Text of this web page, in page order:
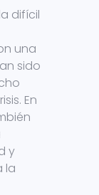
difícil
una
sido
En
y
la